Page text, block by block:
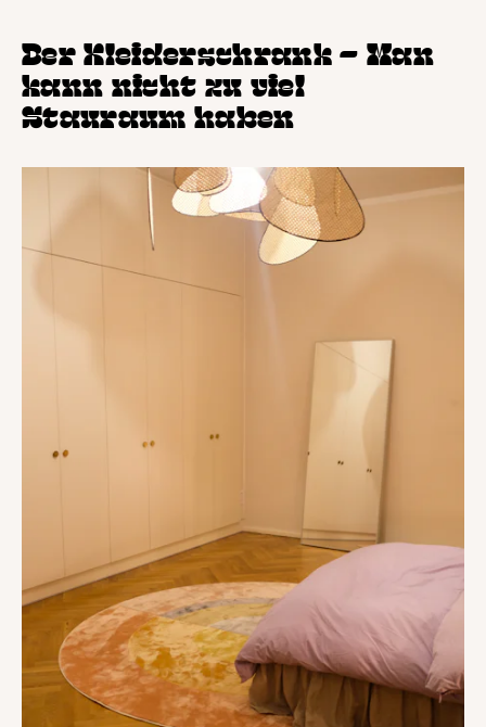
Der Kleiderschrank – Man
kann nicht zu viel
Stauraum haben